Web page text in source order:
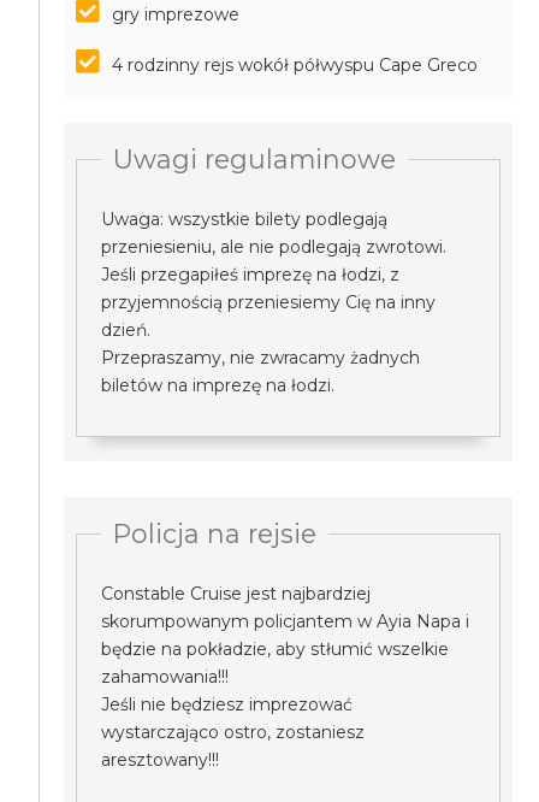
gry imprezowe
4 rodzinny rejs wokół półwyspu Cape Greco
Uwagi regulaminowe
Uwaga: wszystkie bilety podlegają
przeniesieniu, ale nie podlegają zwrotowi.
Jeśli przegapiłeś imprezę na łodzi, z
przyjemnością przeniesiemy Cię na inny
dzień.
Przepraszamy, nie zwracamy żadnych
biletów na imprezę na łodzi.
Policja na rejsie
Constable Cruise jest najbardziej
skorumpowanym policjantem w Ayia Napa i
będzie na pokładzie, aby stłumić wszelkie
zahamowania!!!
Jeśli nie będziesz imprezować
wystarczająco ostro, zostaniesz
aresztowany!!!